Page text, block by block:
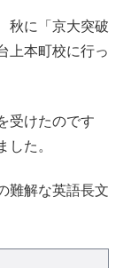
秋に「京大突破
上本町校に行っ
受けたのです
した。
難解な英語長文